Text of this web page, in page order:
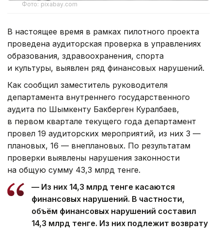
Фото: pixabay.com
В настоящее время в рамках пилотного проекта
проведена аудиторская проверка в управлениях
образования, здравоохранения, спорта
и культуры, выявлен ряд финансовых нарушений.
Как сообщил заместитель руководителя
департамента внутреннего государственного
аудита по Шымкенту Бакберген Куралбаев,
в первом квартале текущего года департамент
провел 19 аудиторских мероприятий, из них 3 —
плановых, 16 — внеплановых. По результатам
проверки выявлены нарушения законности
на общую сумму 43,3 млрд тенге.
— Из них 14,3 млрд тенге касаются
финансовых нарушений. В частности,
объём финансовых нарушений составил
14,3 млрд тенге. Из них подлежит возврату